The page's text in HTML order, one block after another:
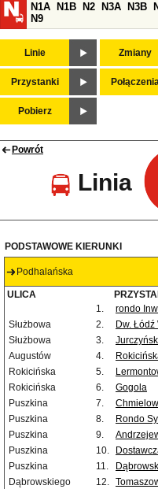
N1A
N1B N2 N3A N3B
N9
Linie Zmiany
Przystanki
Pobierz
Powrót
Linia
PODSTAWOWE KIERUNKI
Podhalańska
ULICA
1.
rondo
Służbowa
2. Dw.
Służbowa
3.
Augustów
4.
Rokicińska
5.
Rokicińska
6. Gogola
Puszkina
7.
Puszkina
8. Rondo
Puszkina
9.
Puszkina
10.
Puszkina
11.
Dąbrowskiego
12.